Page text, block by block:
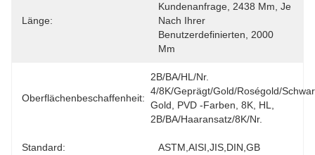
Länge:
Kundenanfrage, 2438 Mm, Je
Nach Ihrer
Benutzerdefinierten, 2000
Mm
Oberflächenbeschaffenheit:
2B/BA/HL/Nr.
4/8K/geprägt/Gold/Roségold/
Gold, PVD -Farben, 8K, HL,
2B/BA/Haaransatz/8K/Nr.
Standard: ASTM,AISI,JIS,DIN,GB